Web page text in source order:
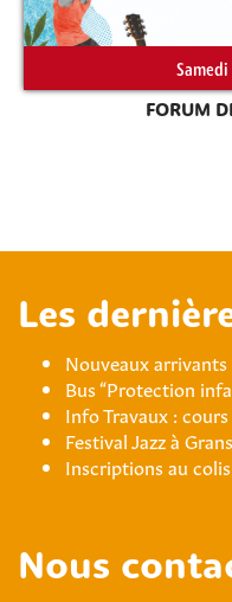
FORUM
Les
Nouveaux arrivants
Bus “Protection
Info Travaux :
Festival Jazz à Grans
Inscriptions au
Nous